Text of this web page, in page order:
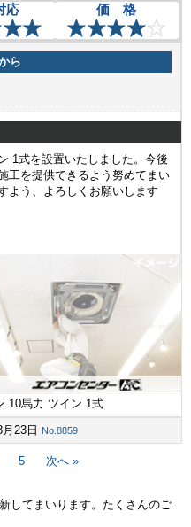
応 価 格
ら
1式を設置いたしました。今後
工を提供できるよう努めてまい
よう、よろしくお願いします
10馬力 ツイン 1式
23日
No.8859
5 次へ »
してまいります。たくさんのご